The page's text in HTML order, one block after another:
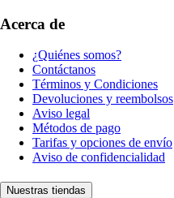
Acerca de
¿Quiénes somos?
Contáctanos
Términos y Condiciones
Devoluciones y reembolsos
Aviso legal
Métodos de pago
Tarifas y opciones de envío
Aviso de confidencialidad
Nuestras tiendas